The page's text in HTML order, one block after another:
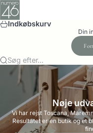
Spring til indhold
Numero-46
Indkøbskurv
Din
Søg efter...
Nøje
Vi har rejst Toscana,
Resultatet er en butik og et